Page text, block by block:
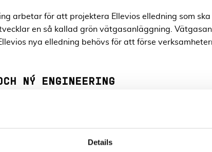
Details
arbetar för att projektera Ellevios elledning som
en så kallad grön vätgasanläggning.
nya elledning behövs för att förse
NÝ ENGINEERING
och står för konstruktionen och designen av den
markåtkomst, skog, GIS, mätningar med mera.
Läs mer om det NEKTAB gör
på och vi ser ljust på samarbetet framåt. Det